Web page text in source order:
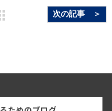
次の記事 ＞